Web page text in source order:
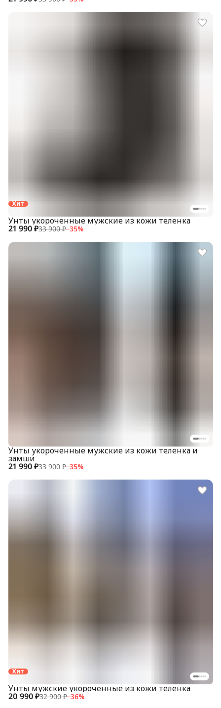
Хит
21 990 ₽33 900 ₽−35%
Унты укороченные мужские из кожи теленка
21 990 ₽33 900 ₽−35%
Унты укороченные мужские из кожи теленка и
замши
Хит
20 990 ₽32 900 ₽−36%
Унты мужские укороченные из кожи теленка